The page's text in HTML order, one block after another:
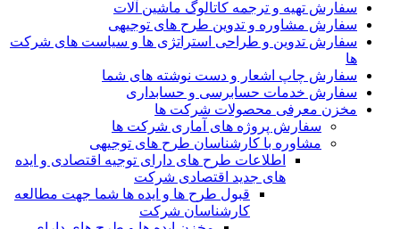
سفارش تهیه و ترجمه کاتالوگ ماشین آلات
سفارش مشاوره و تدوین طرح های توجیهی
سفارش تدوین و طراحی استراتژی ها و سیاست های شرکت
ها
سفارش چاپ اشعار و دست نوشته های شما
سفارش خدمات حسابرسی و حسابداری
مخزن معرفی محصولات شرکت ها
سفارش پروژه های آماری شرکت ها
مشاوره با کارشناسان طرح های توجیهی
اطلاعات طرح های دارای توجیه اقتصادی و ایده
های جدید اقتصادی شرکت
قبول طرح ها و ایده ها شما جهت مطالعه
کارشناسان شرکت